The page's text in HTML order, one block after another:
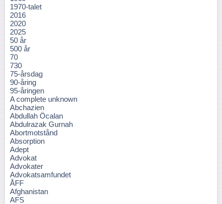
1970-talet
2016
2020
2025
50 år
500 år
70
730
75-årsdag
90-åring
95-åringen
A complete unknown
Abchazien
Abdullah Öcalan
Abdulrazak Gurnah
Abortmotstånd
Absorption
Adept
Advokat
Advokater
Advokatsamfundet
ÅFF
Afghanistan
AFS